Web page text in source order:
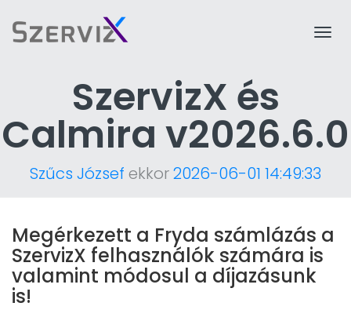
SzervizX és
Calmira v2026.6.0
Szűcs József ekkor2026-06-01 14:49:33
Megérkezett a Fryda számlázás a
SzervizX felhasználók számára is
valamint módosul a díjazásunk
is!